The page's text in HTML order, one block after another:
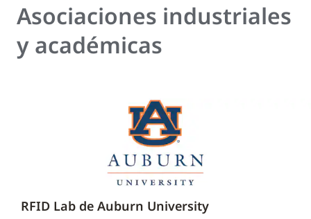
Asociaciones industriales
y académicas
RFID Lab de Auburn University